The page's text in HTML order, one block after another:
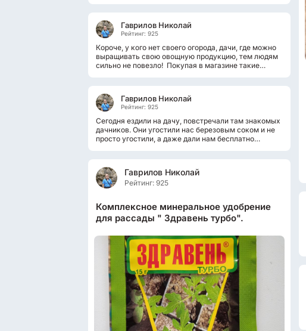
Гаврилов Николай
Рейтинг: 925
Короче, у кого нет своего огорода, дачи, где можно
выращивать свою овощную продукцию, тем людям
сильно не повезло! Покупая в магазине такие
Гаврилов Николай
Рейтинг: 925
Сегодня ездили на дачу, повстречали там знакомых
дачников. Они угостили нас березовым соком и не
просто угостили, а даже дали нам бесплатно
Гаврилов Николай
Рейтинг: 925
Комплексное минеральное удобрение
для рассады " Здравень турбо".